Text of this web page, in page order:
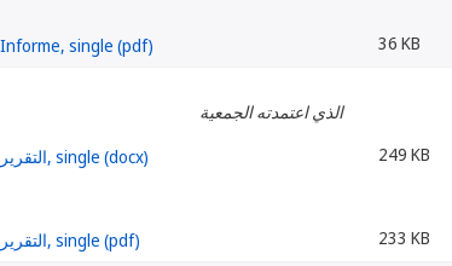
36 KB
الذي اعتمدته الجمعية
249 KB
233 KB